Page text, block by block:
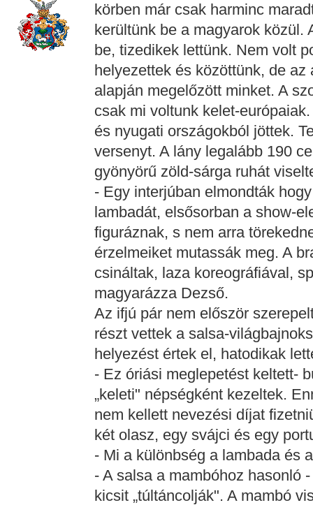
körben már csak harminc
kerültünk be a magyarok közül.
be, tizedikek lettünk. Nem volt
helyezettek és közöttünk, de
alapján megelőzött minket. A
csak mi voltunk kelet-
és nyugati országokból jöttek.
versenyt. A lány legalább 190
gyönyörű zöld-sárga ruhát
- Egy interjúban elmondták
lambadát, elsősorban a show-
figuráznak, s nem arra
érzelmeiket mutassák meg. A
csináltak, laza koreográfiával,
magyarázza Dezső.
Az ifjú pár nem először
részt vettek a salsa-
helyezést értek el, hatodikak
- Ez óriási meglepetést keltett-
„keleti" népségként kezeltek.
nem kellett nevezési díjat
két olasz, egy svájci és egy
- Mi a különbség a lambada és
- A salsa a mambóhoz hasonló
kicsit „túltáncolják". A mambó